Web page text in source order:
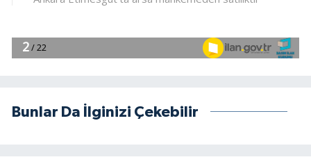
Bunlar Da İlginizi Çekebilir